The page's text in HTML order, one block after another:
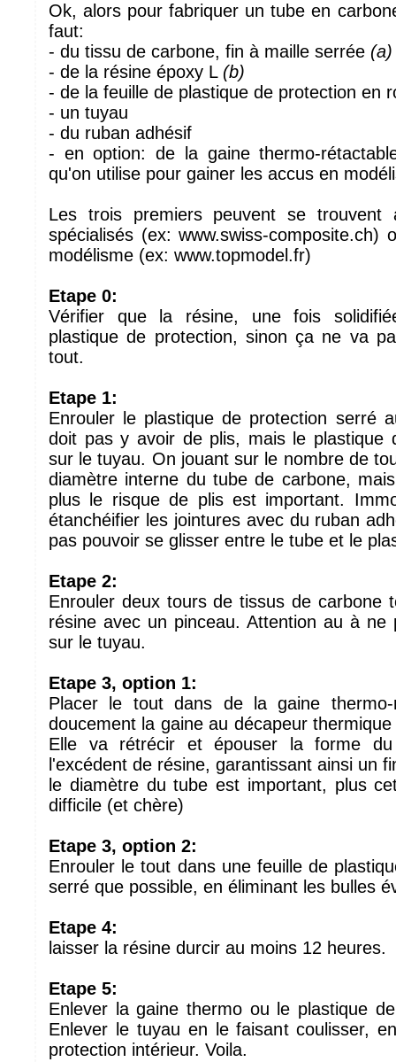
Ok, alors pour fabriquer un tube en
faut:
- du tissu de carbone, fin à maille serrée (a)
- de la résine époxy L (b)
- de la feuille de plastique de protection en
- un tuyau
- du ruban adhésif
- en option: de la gaine thermo-
qu'on utilise pour gainer les accus en
Les trois premiers peuvent se trouvent
spécialisés (ex: www.swiss-composite.ch)
modélisme (ex: www.topmodel.fr)
Etape 0:
Vérifier que la résine, une fois
plastique de protection, sinon ça ne va
tout.
Etape 1:
Enrouler le plastique de protection serré
doit pas y avoir de plis, mais le plastique
sur le tuyau. On jouant sur le nombre de
diamètre interne du tube de carbone,
plus le risque de plis est important.
étanchéifier les jointures avec du ruban
pas pouvoir se glisser entre le tube et le
Etape 2:
Enrouler deux tours de tissus de carbone
résine avec un pinceau. Attention au à ne
sur le tuyau.
Etape 3, option 1:
Placer le tout dans de la gaine thermo-
doucement la gaine au décapeur
Elle va rétrécir et épouser la forme
l'excédent de résine, garantissant ainsi un
le diamètre du tube est important, plus
difficile (et chère)
Etape 3, option 2:
Enrouler le tout dans une feuille de
serré que possible, en éliminant les bulles
Etape 4:
laisser la résine durcir au moins 12 heures.
Etape 5:
Enlever la gaine thermo ou le plastique
Enlever le tuyau en le faisant coulisser,
protection intérieur. Voila.